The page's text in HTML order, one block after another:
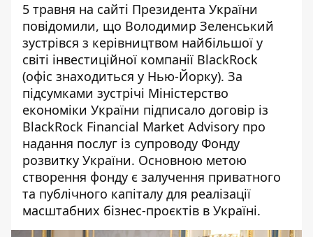
5 травня на сайті Президента України
повідомили, що Володимир Зеленський
зустрівся з керівництвом найбільшої у
світі інвестиційної компанії BlackRock
(офіс знаходиться у Нью-Йорку). За
підсумками зустрічі Міністерство
економіки України підписало договір із
BlackRock Financial Market Advisory про
надання послуг із супроводу Фонду
розвитку України. Основною метою
створення фонду є залучення приватного
та публічного капіталу для реалізації
масштабних бізнес-проєктів в Україні.